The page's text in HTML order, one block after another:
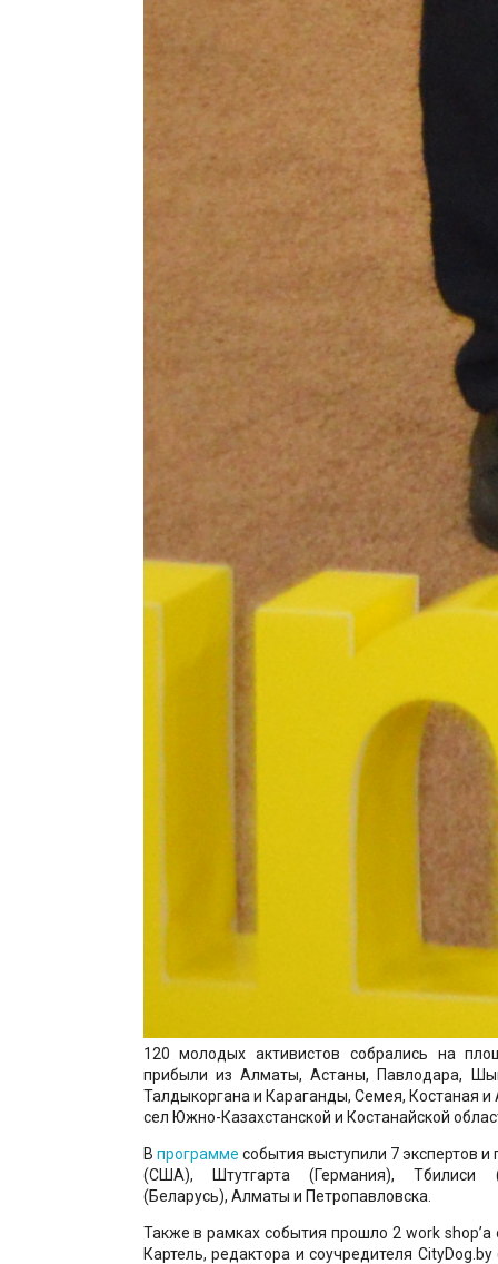
120 молодых активистов собрались на
прибыли из Алматы, Астаны, Павлодара,
Талдыкоргана и Караганды, Семея, Костаная и
сел Южно-Казахстанской и Костанайской
В программе события выступили 7 экспертов и
(США), Штутгарта (Германия), Тбилиси
(Беларусь), Алматы и Петропавловска.
Также в рамках события прошло 2 work shop’а
Картель, редактора и соучредителя